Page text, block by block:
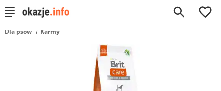
0
Dla psów Karmy